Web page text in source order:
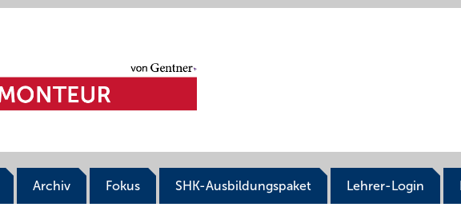
Archiv Fokus SHK-Ausbildungspaket Lehrer-Login